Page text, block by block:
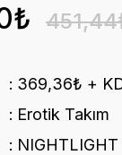
369,36₺ +
Erotik Takım
NIGHTLIGHT